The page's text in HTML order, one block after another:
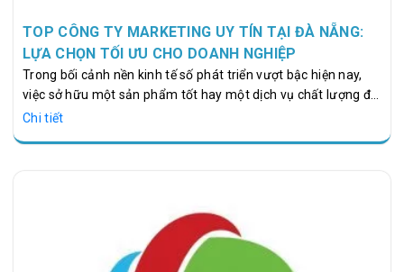
TOP CÔNG TY MARKETING UY TÍN TẠI ĐÀ NẴNG:
LỰA CHỌN TỐI ƯU CHO DOANH NGHIỆP
Trong bối cảnh nền kinh tế số phát triển vượt bậc hiện nay,
việc sở hữu một sản phẩm tốt hay một dịch vụ chất lượng đã
không còn là yếu tố duy nhất đảm bảo cho sự thành công
chứng kiến sự bùng nổ mạnh mẽ của làn sóng chuyển đổi…
Chi tiết